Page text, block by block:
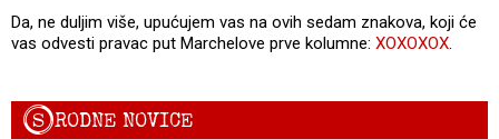
Da, ne duljim više, upućujem vas na ovih sedam znakova, koji će
vas odvesti pravac put Marchelove prve kolumne: XOXOXOX.
SRODNE NOVICE